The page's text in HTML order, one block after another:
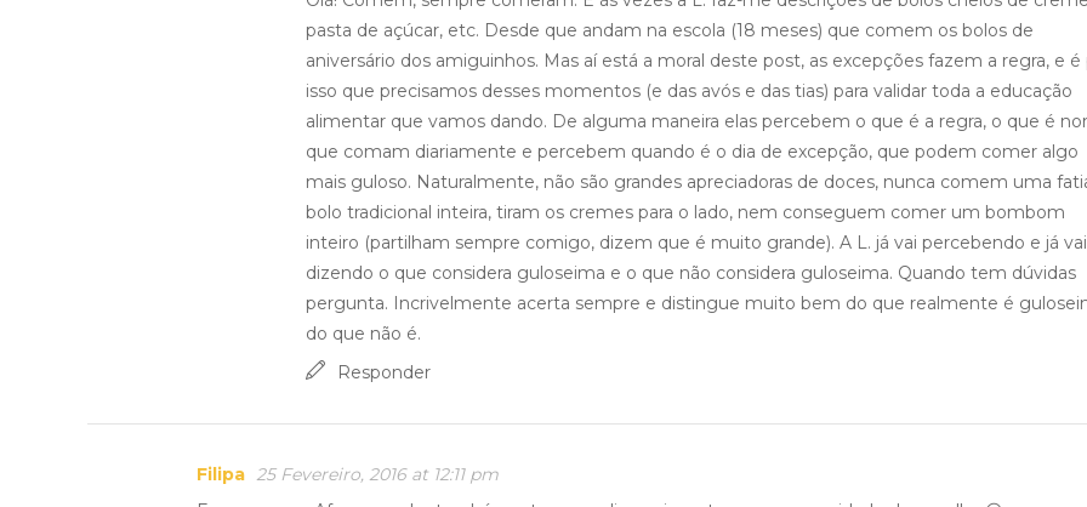
pasta de açúcar, etc. Desde que andam na escola (18 meses) que comem os bolos de
aniversário dos amiguinhos. Mas aí está a moral deste post, as excepções fazem a regra, e é
isso que precisamos desses momentos (e das avós e das tias) para validar toda a educação
alimentar que vamos dando. De alguma maneira elas percebem o que é a regra, o que é
que comam diariamente e percebem quando é o dia de excepção, que podem comer algo
mais guloso. Naturalmente, não são grandes apreciadoras de doces, nunca comem uma
bolo tradicional inteira, tiram os cremes para o lado, nem conseguem comer um bombom
inteiro (partilham sempre comigo, dizem que é muito grande). A L. já vai percebendo e já vai
dizendo o que considera guloseima e o que não considera guloseima. Quando tem dúvidas
pergunta. Incrivelmente acerta sempre e distingue muito bem do que realmente é
do que não é.
Responder
Filipa 25 Fevereiro, 2016 at 12:11 pm